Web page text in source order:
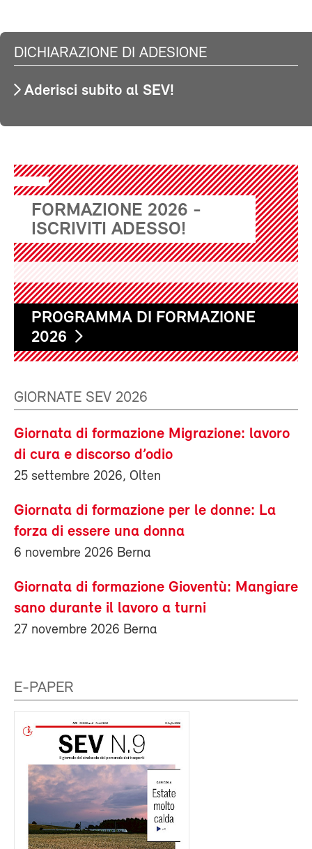
DICHIARAZIONE DI ADESIONE
Aderisci subito al SEV!
FORMAZIONE 2026 -
ISCRIVITI ADESSO!
PROGRAMMA DI FORMAZIONE
2026
GIORNATE SEV 2026
Giornata di formazione Migrazione: lavoro
di cura e discorso d’odio
25 settembre 2026, Olten
Giornata di formazione per le donne: La
forza di essere una donna
6 novembre 2026 Berna
Giornata di formazione Gioventù: Mangiare
sano durante il lavoro a turni
27 novembre 2026 Berna
E-PAPER